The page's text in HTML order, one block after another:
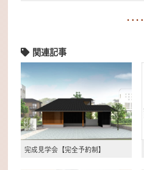
関連記事
完成見学会【完全予約制】